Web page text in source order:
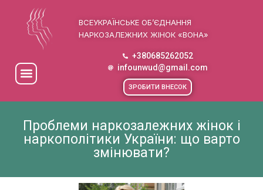
ВСЕУКРАЇНСЬКЕ ОБ’ЄДНАННЯ
НАРКОЗАЛЕЖНИХ ЖІНОК «ВОНА»
+380685262052
infounwud@gmail.com
ЗРОБИТИ ВНЕСОК
Проблеми наркозалежних жінок і
наркополітики України: що варто
змінювати?